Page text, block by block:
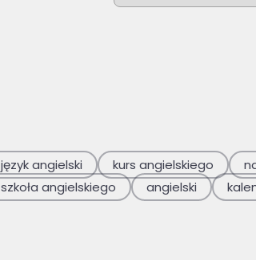
język angielski kurs angielskiego
szkoła angielskiego
angielski